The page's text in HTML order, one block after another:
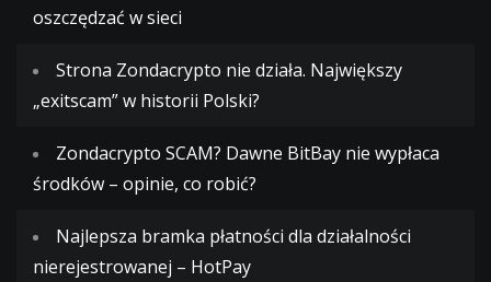
oszczędzać w sieci
Strona Zondacrypto nie działa. Największy
„exitscam” w historii Polski?
Zondacrypto SCAM? Dawne BitBay nie wypłaca
środków – opinie, co robić?
Najlepsza bramka płatności dla działalności
nierejestrowanej – HotPay